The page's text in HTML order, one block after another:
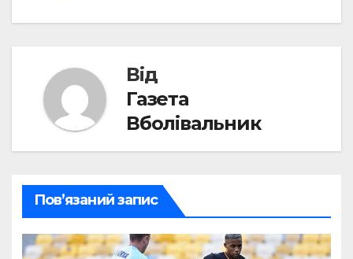
Від
Газета
Вболівальник
Пов’язаний запис